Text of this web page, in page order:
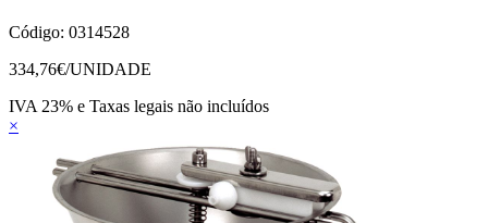
Código: 0314528
334,76€/UNIDADE
IVA 23% e Taxas legais não incluídos
×